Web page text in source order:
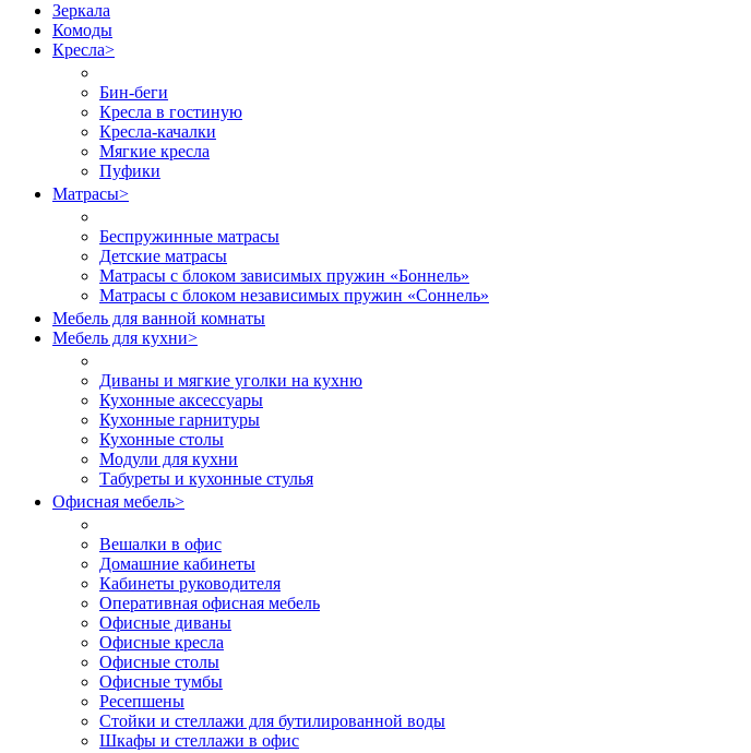
Зеркала
Комоды
Кресла>
Бин-беги
Кресла в гостиную
Кресла-качалки
Мягкие кресла
Пуфики
Матрасы>
Беспружинные матрасы
Детские матрасы
Матрасы с блоком зависимых пружин «Боннель»
Матрасы с блоком независимых пружин «Соннель»
Мебель для ванной комнаты
Мебель для кухни>
Диваны и мягкие уголки на кухню
Кухонные аксессуары
Кухонные гарнитуры
Кухонные столы
Модули для кухни
Табуреты и кухонные стулья
Офисная мебель>
Вешалки в офис
Домашние кабинеты
Кабинеты руководителя
Оперативная офисная мебель
Офисные диваны
Офисные кресла
Офисные столы
Офисные тумбы
Ресепшены
Стойки и стеллажи для бутилированной воды
Шкафы и стеллажи в офис